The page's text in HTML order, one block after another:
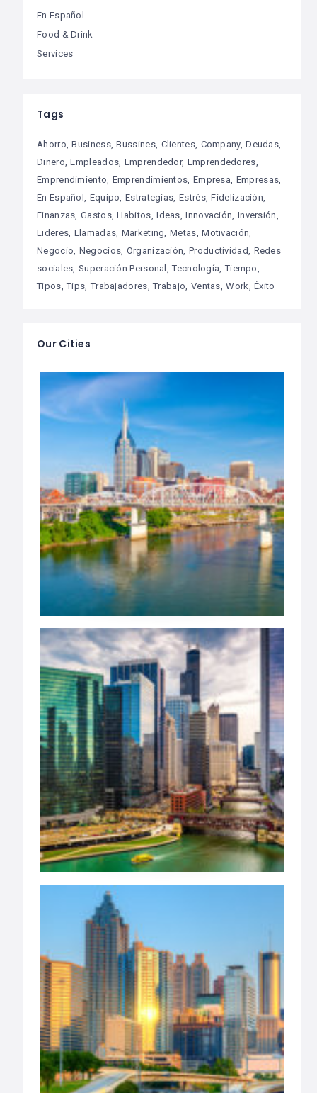
En Español
Food & Drink
Services
Tags
Ahorro Business Bussines Clientes Company Deudas
Dinero Empleados Emprendedor Emprendedores
Emprendimiento Emprendimientos Empresa Empresas
En Español Equipo Estrategias Estrés Fidelización
Finanzas Gastos Habitos Ideas Innovación Inversión
Lideres Llamadas Marketing Metas Motivación
Negocio Negocios Organización Productividad Redes
sociales Superación Personal Tecnología Tiempo
Tipos Tips Trabajadores Trabajo Ventas Work Éxito
Our Cities